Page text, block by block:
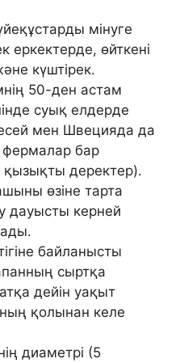
мінуге
еркектерде, өйткені
күштірек.
50-ден астам
суық елдерде
Ресей мен Швецияда да
фермалар бар
деректер).
өзіне тарта
дауысты керней
байланысты
сыртқа
дейін уақыт
қолынан келе
диаметрі (5